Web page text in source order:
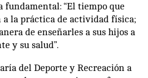
fundamental: “El tiempo que
la práctica de actividad física;
de enseñarles a sus hijos a
y su salud”.
del Deporte y Recreación a